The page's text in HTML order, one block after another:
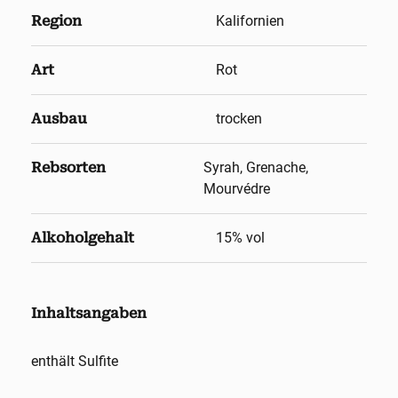
Region Kalifornien
Art Rot
Ausbau trocken
Rebsorten
Syrah, Grenache,
Mourvédre
Alkoholgehalt 15% vol
Inhaltsangaben
enthält Sulfite